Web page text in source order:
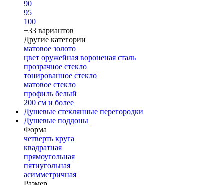
90
95
100
+33 вариантов
Другие категории
матовое золото
цвет оружейная вороненая сталь
прозрачное стекло
тонированное стекло
матовое стекло
профиль белый
200 см и более
Душевые стеклянные перегородки
Душевые поддоны
Форма
четверть круга
квадратная
прямоугольная
пятиугольная
асимметричная
Размер